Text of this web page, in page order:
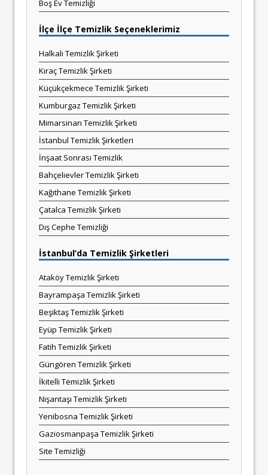
Boş Ev Temizliği
İlçe İlçe Temizlik Seçeneklerimiz
Halkalı Temizlik Şirketi
Kıraç Temizlik Şirketi
Küçükçekmece Temizlik Şirketi
Kumburgaz Temizlik Şirketi
Mimarsinan Temizlik Şirketi
İstanbul Temizlik Şirketleri
İnşaat Sonrası Temizlik
Bahçelievler Temizlik Şirketi
Kağıthane Temizlik Şirketi
Çatalca Temizlik Şirketi
Dış Cephe Temizliği
İstanbul’da Temizlik Şirketleri
Ataköy Temizlik Şirketi
Bayrampaşa Temizlik Şirketi
Beşiktaş Temizlik Şirketi
Eyüp Temizlik Şirketi
Fatih Temizlik Şirketi
Güngören Temizlik Şirketi
İkitelli Temizlik Şirketi
Nişantaşı Temizlik Şirketi
Yenibosna Temizlik Şirketi
Gaziosmanpaşa Temizlik Şirketi
Site Temizliği